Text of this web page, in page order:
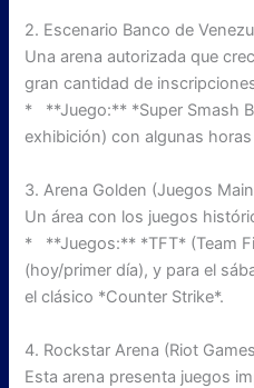
2. Escenario Banco de
Una arena autorizada que
gran cantidad de
* **Juego:** *Super Smash
exhibición) con algunas
3. Arena Golden (Juegos
Un área con los juegos
* **Juegos:** *TFT* (Team
(hoy/primer día), y para el
el clásico *Counter Strike*.
4. Rockstar Arena (Riot
Esta arena presenta juegos